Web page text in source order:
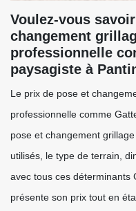
Voulez-vous
changement
professionnelle
paysagiste à
Le prix de pose et
professionnelle comme
pose et changement
utilisés, le type de terrain,
avec tous ces déterminants
présente son prix tout en